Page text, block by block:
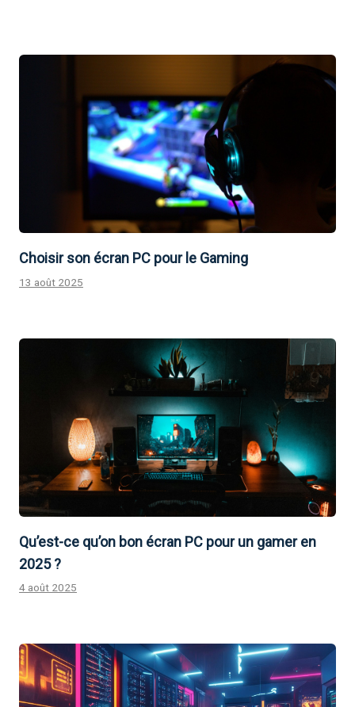
Choisir son écran PC pour le Gaming
13 août 2025
Qu’est-ce qu’on bon écran PC pour un gamer en
2025 ?
4 août 2025